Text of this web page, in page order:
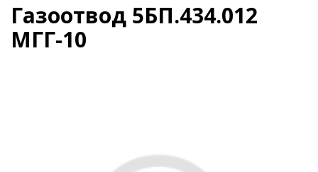
Газоотвод 5БП.434.012
МГГ-10